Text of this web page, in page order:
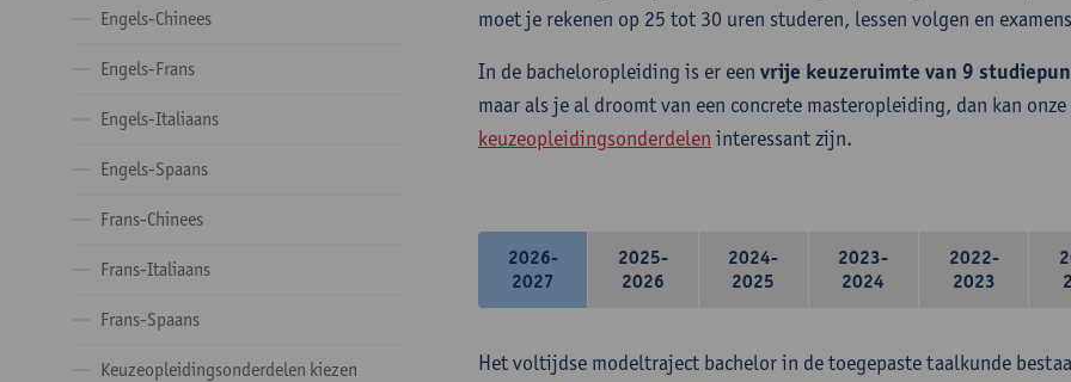
Engels-Chinees
Engels-Frans
Engels-Italiaans
Engels-Spaans
Frans-Chinees
Frans-Italiaans
Frans-Spaans
Keuzeopleidingsonderdelen kiezen
moet je rekenen op 25 tot 30 uren studeren, lessen volgen en
In de bacheloropleiding is er een vrije keuzeruimte van 9
maar als je al droomt van een concrete masteropleiding, dan kan onze
keuzeopleidingsonderdelen interessant zijn.
2026-
2027
2025-
2026
2024-
2025
2023-
2024
2022-
2023
Het voltijdse modeltraject bachelor in de toegepaste taalkunde